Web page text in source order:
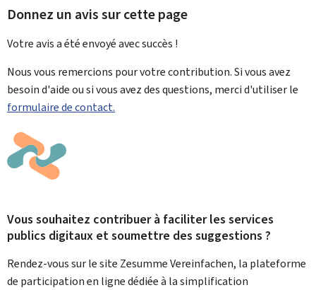
Donnez un avis sur cette page
Votre avis a été envoyé avecsuccès !
Nous vous remercions pour votre contribution. Si vous avez
besoin d'aide ou si vous avez des questions, merci d'utiliser le
formulaire de contact.
Vous souhaitez contribuer à faciliter les services
publics digitaux et soumettre des suggestions ?
Rendez-vous sur le site Zesumme Vereinfachen, la plateforme
de participation en ligne dédiée à la simplification